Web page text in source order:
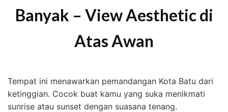
Banyak – View Aesthetic di
Atas Awan
Tempat ini menawarkan pemandangan Kota Batu dari
ketinggian. Cocok buat kamu yang suka menikmati
sunrise atau sunset dengan suasana tenang.